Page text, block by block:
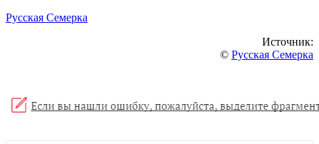
Русская Семерка
Источник:
© Русская Семерка